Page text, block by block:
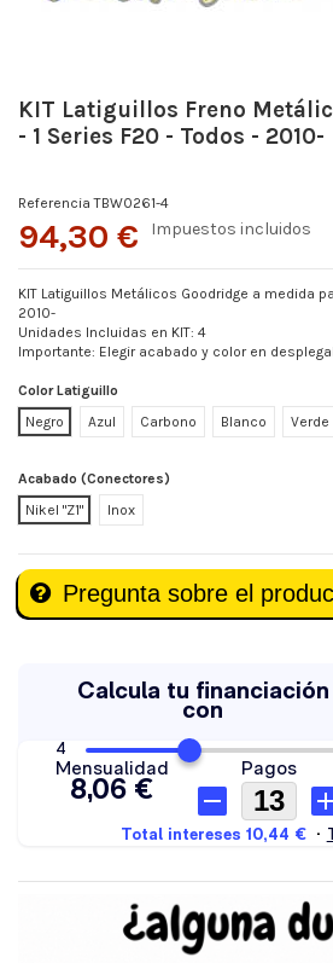
KIT Latiguillos Freno
- 1 Series F20 - Todos - 2010-
Referencia TBW0261-4
94,30 € Impuestos incluidos
KIT Latiguillos Metálicos Goodridge a medida
2010-
Unidades Incluidas en KIT: 4
Importante: Elegir acabado y color en
Color Latiguillo
Negro
Azul Carbono Blanco Verde
Acabado (Conectores)
Nikel "Z1"
Inox
Pregunta sobre el